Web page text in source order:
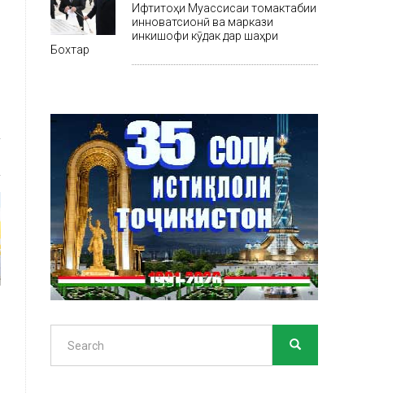
Ифтитоҳи Муассисаи томактабии
инноватсионӣ ва маркази
инкишофи кӯдак дар шаҳри
Бохтар
Search SEARCH